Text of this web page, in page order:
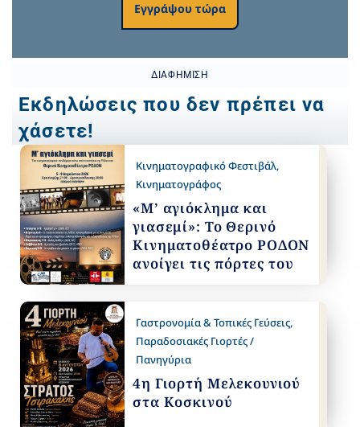
Εγγράψου τώρα
ΔΙΑΦΉΜΙΣΗ
Εκδηλώσεις που δεν πρέπει να
χάσετε!
Κινηματογραφικό Φεστιβάλ,
Κινηματογράφος
«Μ’ αγιόκλημα και
γιασεμί»: Το Θερινό
Κινηματοθέατρο ΡΟΔΟΝ
ανοίγει τις πόρτες του
Γαστρονομία & Τοπικές Γεύσεις,
Παραδοσιακές Γιορτές /
Πανηγύρια
4η Γιορτή Μελεκουνιού
στα Κοσκινού